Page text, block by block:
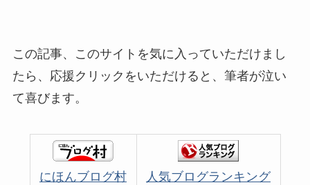
この記事、このサイトを気に入っていただけまし
たら、応援クリックをいただけると、筆者が泣い
て喜びます。
にほんブログ村 人気ブログランキング